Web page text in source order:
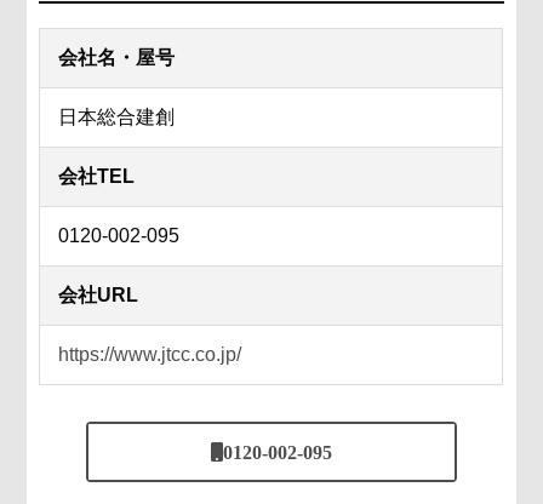
会社名・屋号
日本総合建創
会社TEL
0120-002-095
会社URL
https://www.jtcc.co.jp/
0120-002-095